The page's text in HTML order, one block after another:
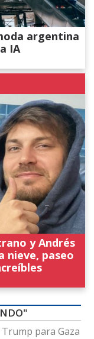
argentina
IA
y Andrés
nieve, paseo
para Gaza